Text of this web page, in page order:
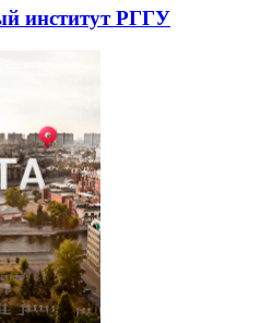
институт РГГУ